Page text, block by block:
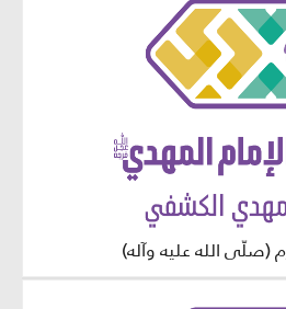
(صلّى الله عليه وآله)